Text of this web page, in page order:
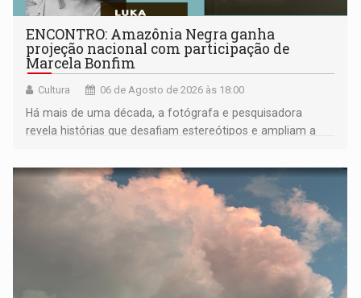
ENCONTRO: Amazônia Negra ganha
projeção nacional com participação de
Marcela Bonfim
Cultura 06 de Agosto de 2026 às 18:00
Há mais de uma década, a fotógrafa e pesquisadora
revela histórias que desafiam estereótipos e ampliam a
negras